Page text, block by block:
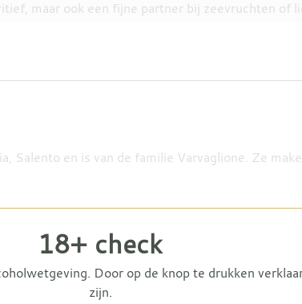
maar ook een fijne partner bij zeevruchten of
Salento en is van de familie Varvaglione. Ze
18+ check
Door op de knop te drukken
zijn.